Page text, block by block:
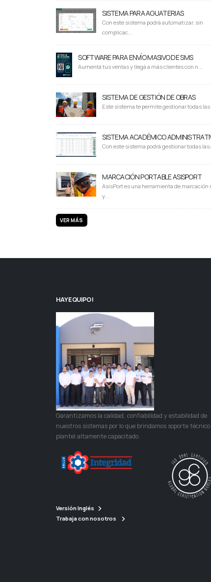
SISTEMA PARA AGUATERIAS
Con este sistema podrá automatizar, sin
complicac...
SOFTWARE PARA ENVÍO MASIVO DE SMS
Aumentá tus ventas y llegá a más clientes con n...
SISTEMA DE GESTIÓN DE OBRAS
Este sistema te permite gestionar todas las
SISTEMA ACADÉMICO
Con este sistema podrá gestionar todas las
MARCACIÓN PORTABLE ASISPORT
AsisPort es una herramienta de marcación
y...
VER MÁS
HAY EQUIPO!
Garantizamos la calidad, confiabilidad y estabilidad de
nuestros sistemas por lo que brindamos soporte
plantel altamente capacitado.
Versión Inglés
Trabaja con nosotros